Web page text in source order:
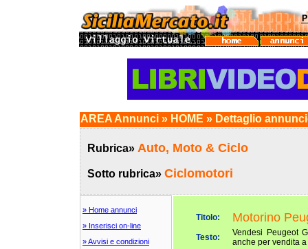
AREA Annunci » HOME » Dettaglio
Rubrica» Auto, Moto & Ciclo
Sotto rubrica» Ciclomotori
» Home annunci
» Inserisci on-line
» Avvisi e condizioni
Titolo: Motorino
Testo:
Vendesi Peugeot
anche per vendita